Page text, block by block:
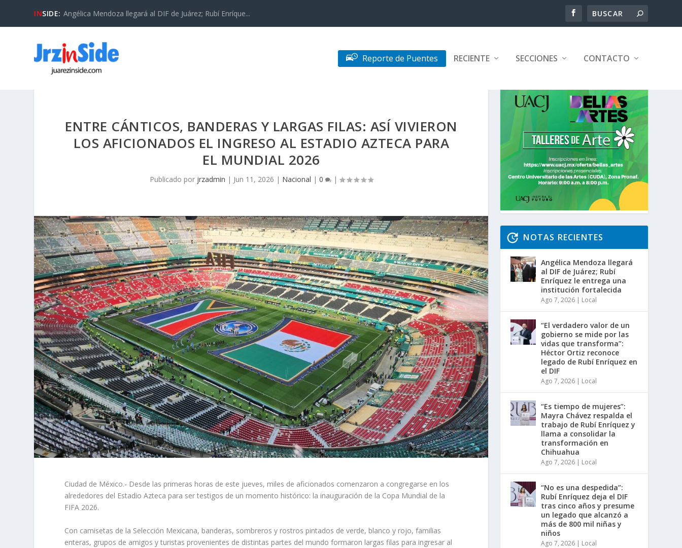
INSIDE: Angélica Mendoza llegará al DIF de Juárez; Rubí Enríque...
Reporte de Puentes RECIENTE SECCIONES CONTACTO
ENTRE CÁNTICOS, BANDERAS Y LARGAS FILAS: ASÍ VIVIERON
LOS AFICIONADOS EL INGRESO AL ESTADIO AZTECA PARA
EL MUNDIAL 2026
Publicado por jrzadmin | Jun 11, 2026 | Nacional | 0 |
Ciudad de México.- Desde las primeras horas de este jueves, miles de aficionados comenzaron a congregarse en los
alrededores del Estadio Azteca para ser testigos de un momento histórico: la inauguración de la Copa Mundial de la
FIFA 2026.
Con camisetas de la Selección Mexicana, banderas, sombreros y rostros pintados de verde, blanco y rojo, familias
enteras, grupos de amigos y turistas provenientes de distintas partes del mundo formaron largas filas para ingresar al
NOTAS RECIENTES
Angélica Mendoza llegará
al DIF de Juárez; Rubí
Enríquez le entrega una
institución fortalecida
Ago 7, 2026 | Local
“El verdadero valor de un
gobierno se mide por las
vidas que transforma”:
Héctor Ortiz reconoce
legado de Rubí Enríquez en
el DIF
Ago 7, 2026 | Local
“Es tiempo de mujeres”:
Mayra Chávez respalda el
trabajo de Rubí Enríquez y
llama a consolidar la
transformación en
Chihuahua
Ago 7, 2026 | Local
“No es una despedida”:
Rubí Enríquez deja el DIF
tras cinco años y presume
un legado que alcanzó a
más de 800 mil niñas y
niños
Ago 7, 2026 | Local